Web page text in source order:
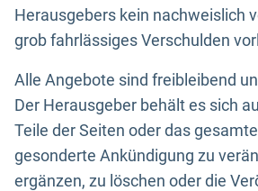
Herausgebers kein nachweislich
grob fahrlässiges Verschulden
Alle Angebote sind freibleibend
Der Herausgeber behält es sich
Teile der Seiten oder das
gesonderte Ankündigung zu
ergänzen, zu löschen oder die